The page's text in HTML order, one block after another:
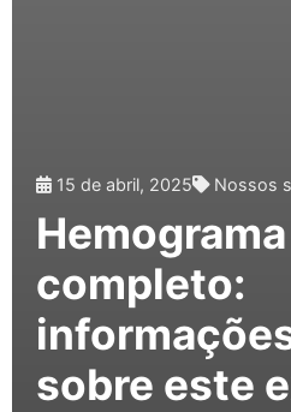
15 de abril, 2025 Nossos
Hemograma
completo:
sobre este